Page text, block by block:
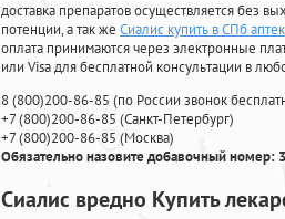
доставка препаратов осуществляется без
потенции, а так же Сиалис купить в СПб
оплата принимаются через электронные
или Visa для бесплатной консультации в
8(800)200-86-85 (по России звонок
+7(800)200-86-85 (Санкт-Петербург)
+7(800)200-86-85 (Москва)
Обязательно назовите добавочный номер:
Сиалис вредно Купить